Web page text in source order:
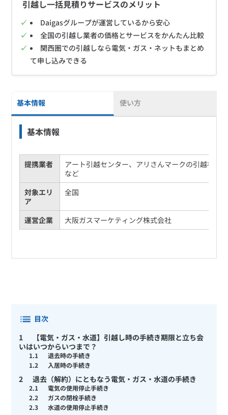
引越し一括見積りサービスのメリット
Daigasグループが運営しているから安心
全国の引越し業者の価格とサービスをかんたん比較
関西圏での引越しなら電気・ガス・ネットもまとめ
て申し込みできる
基本情報 使い方
基本情報
提携業者
アート引越センター、アリさんマークの引越社
など
対象エリ
ア
全国
運営企業 大阪ガスマーケティング株式会社
目次
1
【電気・ガス・水道】引越し時の手続き期限と立ち会
いはいつからいつまで？
1.1
退去時の手続き
1.2
入居時の手続き
2 退去（解約）にともなう電気・ガス・水道の手続き
2.1
電気の使用停止手続き
2.2
ガスの閉栓手続き
2.3
水道の使用停止手続き